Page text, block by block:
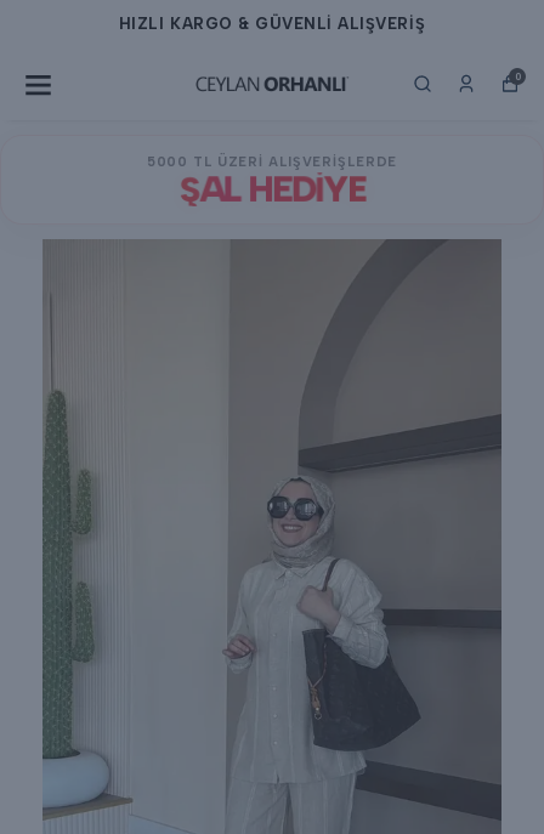
HIZLI KARGO & GÜVENLİ ALIŞVERİŞ
0
5000 TL ÜZERİ ALIŞVERİŞLERDE
ŞAL HEDİYE